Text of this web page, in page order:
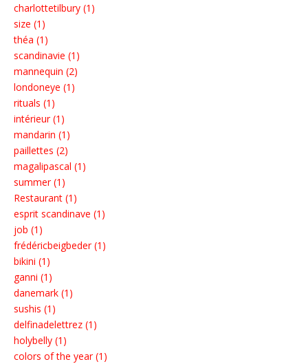
charlottetilbury (1)
size (1)
théa (1)
scandinavie (1)
mannequin (2)
londoneye (1)
rituals (1)
intérieur (1)
mandarin (1)
paillettes (2)
magalipascal (1)
summer (1)
Restaurant (1)
esprit scandinave (1)
job (1)
frédéricbeigbeder (1)
bikini (1)
ganni (1)
danemark (1)
sushis (1)
delfinadelettrez (1)
holybelly (1)
colors of the year (1)